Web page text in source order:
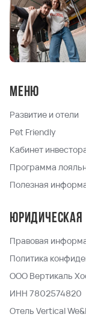
Меню
Развитие и отели
Pet Friendly
Кабинет
Программа
Полезная
Правовая
Политика
ООО Вертикаль
ИНН 7802574820
Отель Vertical